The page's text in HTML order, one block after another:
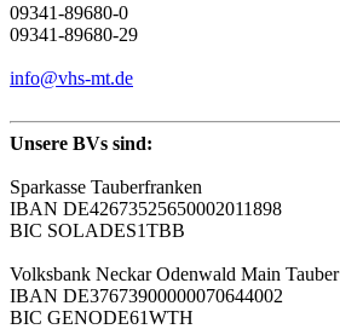
09341-89680-0
09341-89680-29
info@vhs-mt.de
Unsere BVs sind:
Sparkasse Tauberfranken
IBAN DE42673525650002011898
BIC SOLADES1TBB
Volksbank Neckar Odenwald Main Tauber
IBAN DE37673900000070644002
BIC GENODE61WTH